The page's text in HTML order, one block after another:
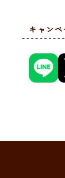
キャンペ